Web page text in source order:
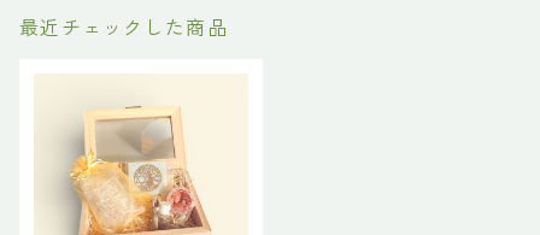
最近チェックした商品